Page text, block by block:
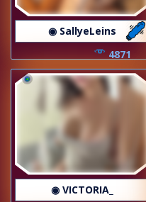
◉ SallyeLeins
4871
◉ VICTORIA_